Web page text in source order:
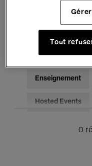
Musique
Pour tous
Enseignement
Hosted Events
0
Tout